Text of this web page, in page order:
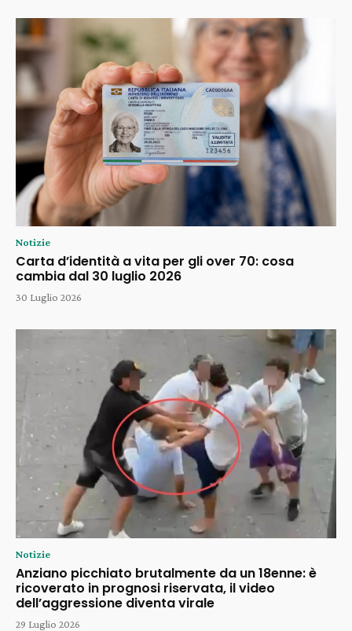
Notizie
Carta d’identità a vita per gli over 70: cosa
cambia dal 30 luglio 2026
30 Luglio 2026
Notizie
Anziano picchiato brutalmente da un 18enne: è
ricoverato in prognosi riservata, il video
dell’aggressione diventa virale
29 Luglio 2026